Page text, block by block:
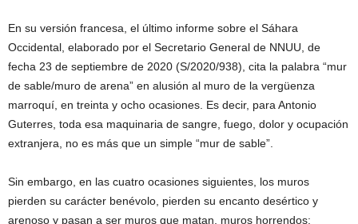
En su versión francesa, el último informe sobre el Sáhara
Occidental, elaborado por el Secretario General de NNUU, de
fecha 23 de septiembre de 2020 (S/2020/938), cita la palabra “mur
de sable/muro de arena” en alusión al muro de la vergüenza
marroquí, en treinta y ocho ocasiones. Es decir, para Antonio
Guterres, toda esa maquinaria de sangre, fuego, dolor y ocupación
extranjera, no es más que un simple “mur de sable”.
Sin embargo, en las cuatro ocasiones siguientes, los muros
pierden su carácter benévolo, pierden su encanto desértico y
arenoso y pasan a ser muros que matan, muros horrendos: